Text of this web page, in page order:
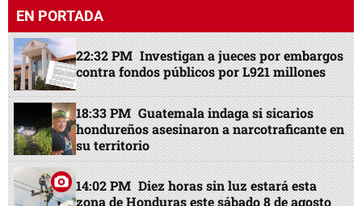
EN PORTADA
22:32 PM Investigan a jueces por embargos
contra fondos públicos por L921 millones
18:33 PM Guatemala indaga si sicarios
hondureños asesinaron a narcotraficante en
su territorio
14:02 PM Diez horas sin luz estará esta
zona de Honduras este sábado 8 de agosto